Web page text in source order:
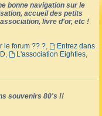
bonne navigation sur le
accueil des petits
livre d'or, etc !
le forum ?? ?,
Entrez dans
, L'association Eighties,
souvenirs 80's !!